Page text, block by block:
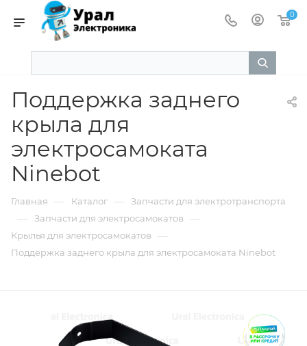
0
Поддержка заднего
крыла для
электросамоката
Ninebot
Главная — Каталог — Запчасти для электротранспорта
— Запчасти для электросамокатов —
Крылья для электросамокатов —
Поддержка заднего крыла для электросамоката Ninebot